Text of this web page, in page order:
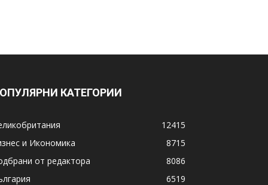
КАТЕГОРИИ
12415
и Икономика
8715
от редактора
8086
6519